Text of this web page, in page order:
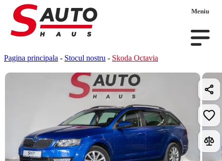
Meniu
Pagina principala - Stocul nostru - Skoda Octavia